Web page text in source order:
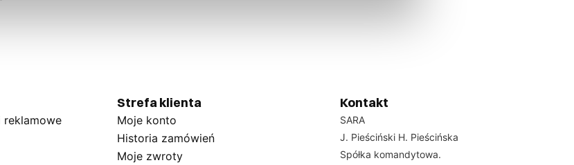
reklamowe
Strefa klienta
Moje konto
Historia zamówień
Moje zwroty
Kontakt
SARA
J. Pieściński H. Pieścińska
Spółka komandytowa.